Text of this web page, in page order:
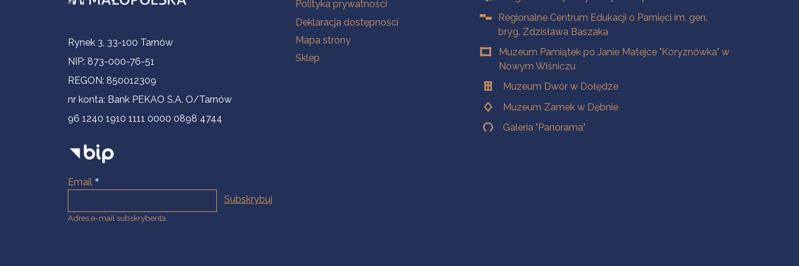
Informacje kontaktowe
Rynek 3, 33-100 Tarnów
NIP: 873-000-76-51
REGON: 850012309
nr konta: Bank PEKAO S.A. O/Tarnów
96 1240 1910 1111 0000 0898 4744
Email
Adres e-mail subskrybenta.
Polityka prywatności
Deklaracja dostępności
Mapa strony
Sklep
Regionalne Centrum Edukacji o Pamięci im. gen.
bryg. Zdzisława Baszaka
Muzeum Pamiątek po Janie Matejce "Koryznówka" w
Nowym Wiśniczu
Muzeum Dwór w Dołędze
Muzeum Zamek w Dębnie
Galeria "Panorama"